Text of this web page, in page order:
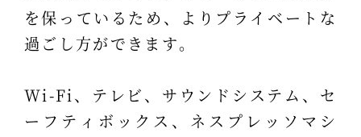
を保っているため、よりプライベートな
過ごし方ができます。
Wi-Fi、テレビ、サウンドシステム、セ
ーフティボックス、ネスプレッソマシ